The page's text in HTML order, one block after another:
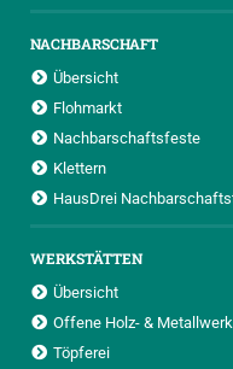
NACHBARSCHAFT
Übersicht
Flohmarkt
Nachbarschaftsfeste
Klettern
HausDrei
WERKSTÄTTEN
Übersicht
Offene Holz- &
Töpferei